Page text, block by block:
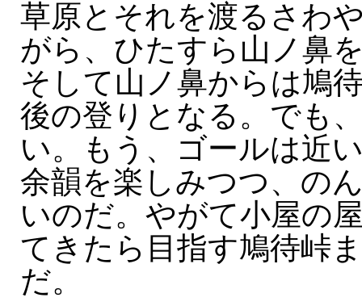
草原とそれを渡るさわ
がら、ひたすら山ノ鼻
そして山ノ鼻からは鳩
後の登りとなる。でも
い。もう、ゴールは近
余韻を楽しみつつ、の
いのだ。やがて小屋の
てきたら目指す鳩待峠
だ。